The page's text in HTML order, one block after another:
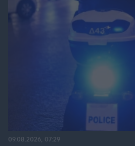
09.08.2026, 07:29